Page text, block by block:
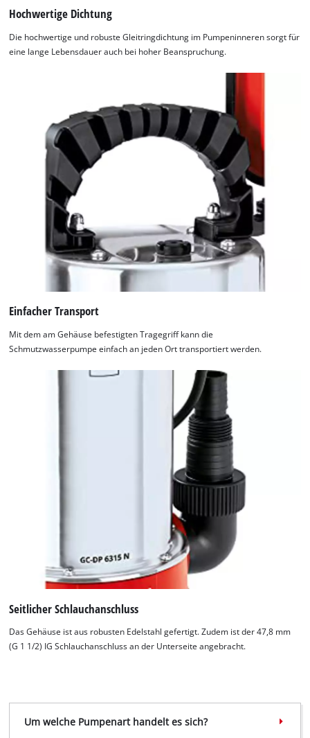
Wir benötigen deine Zustimmung, um
Google Maps laden zu können!
This content is not permitted to load due
to trackers that are not disclosed to the
Management Platform
Hochwertige Dichtung
Die hochwertige und robuste Gleitringdichtung im Pumpeninneren sorgt für
eine lange Lebensdauer auch bei hoher Beanspruchung.
Einfacher Transport
Mit dem am Gehäuse befestigten Tragegriff kann die
Schmutzwasserpumpe einfach an jeden Ort transportiert werden.
Seitlicher Schlauchanschluss
Das Gehäuse ist aus robusten Edelstahl gefertigt. Zudem ist der 47,8 mm
(G 1 1/2) IG Schlauchanschluss an der Unterseite angebracht.
Um welche Pumpenart handelt es sich?